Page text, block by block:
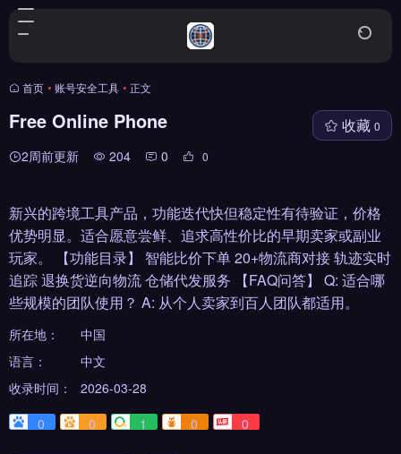
首页 • 账号安全工具 • 正文
Free Online Phone
2周前更新 204 0 0
收藏 0
新兴的跨境工具产品，功能迭代快但稳定性有待验证，价格
优势明显。适合愿意尝鲜、追求高性价比的早期卖家或副业
玩家。 【功能目录】 智能比价下单 20+物流商对接 轨迹实时
追踪 退换货逆向物流 仓储代发服务 【FAQ问答】 Q: 适合哪
些规模的团队使用？ A: 从个人卖家到百人团队都适用。
所在地：
中国
语言：
中文
收录时间：
2026-03-28
0
0 1 0 0